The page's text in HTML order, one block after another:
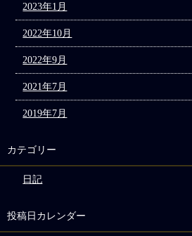
2023年1月
2022年10月
2022年9月
2021年7月
2019年7月
カテゴリー
日記
投稿日カレンダー